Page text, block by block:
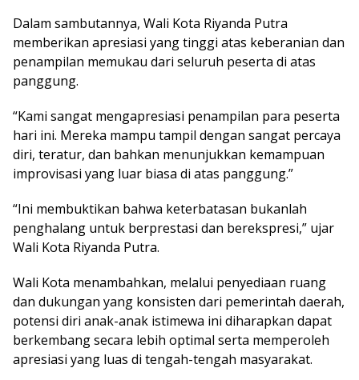
Dalam sambutannya, Wali Kota Riyanda Putra
memberikan apresiasi yang tinggi atas keberanian dan
penampilan memukau dari seluruh peserta di atas
panggung.
“Kami sangat mengapresiasi penampilan para peserta
hari ini. Mereka mampu tampil dengan sangat percaya
diri, teratur, dan bahkan menunjukkan kemampuan
improvisasi yang luar biasa di atas panggung.”
“Ini membuktikan bahwa keterbatasan bukanlah
penghalang untuk berprestasi dan berekspresi,” ujar
Wali Kota Riyanda Putra.
Wali Kota menambahkan, melalui penyediaan ruang
dan dukungan yang konsisten dari pemerintah daerah,
potensi diri anak-anak istimewa ini diharapkan dapat
berkembang secara lebih optimal serta memperoleh
apresiasi yang luas di tengah-tengah masyarakat.